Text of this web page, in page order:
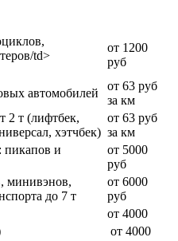
td>
от 1200
руб
автомобилей
от 63 руб
за км
2 т (лифтбек,
хэтчбек)
от 63 руб
за км
пикапов и
от 5000
руб
минивэнов,
до 7 т
от 6000
руб
от 4000
от 4000